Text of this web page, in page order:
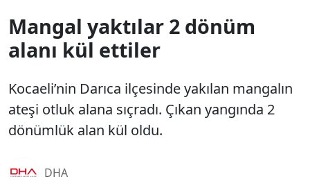
Mangal yaktılar 2 dönüm
alanı kül ettiler
Kocaeli’nin Darıca ilçesinde yakılan mangalın
ateşi otluk alana sıçradı. Çıkan yangında 2
dönümlük alan kül oldu.
DHA